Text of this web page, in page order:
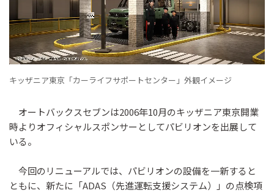
キッザニア東京「カーライフサポートセンター」外観イメージ
オートバックスセブンは2006年10月のキッザニア東京開業
時よりオフィシャルスポンサーとしてパビリオンを出展して
いる。
今回のリニューアルでは、パビリオンの設備を一新すると
ともに、新たに「ADAS（先進運転支援システム）」の点検項